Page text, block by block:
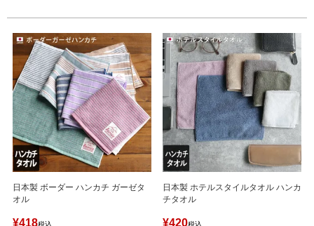
日本製 ボーダー ハンカチ ガーゼタ
オル
¥418税込
日本製 ホテルスタイルタオル ハンカ
チタオル
¥420税込